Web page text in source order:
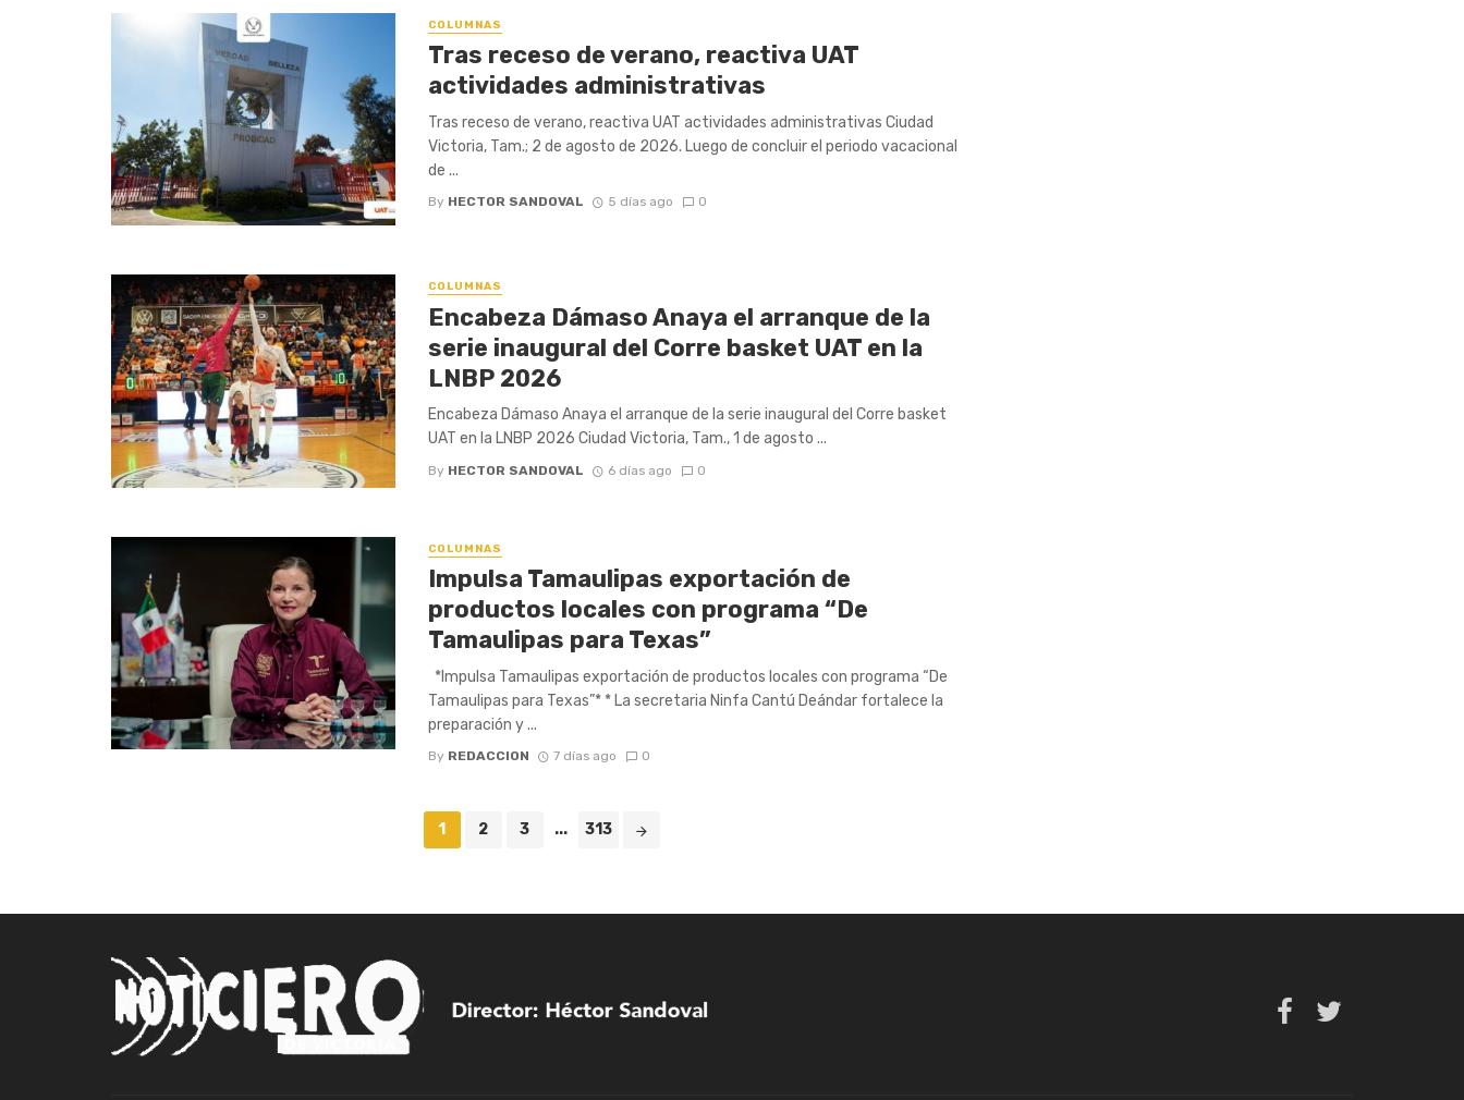
COLUMNAS
Tras receso de verano, reactiva UAT
actividades administrativas
Tras receso de verano, reactiva UAT actividades administrativas Ciudad
Victoria, Tam.; 2 de agosto de 2026. Luego de concluir el periodo vacacional
de ...
By HECTOR SANDOVAL 5 días ago 0
COLUMNAS
Encabeza Dámaso Anaya el arranque de la
serie inaugural del Corre basket UAT en la
LNBP 2026
Encabeza Dámaso Anaya el arranque de la serie inaugural del Corre basket
UAT en la LNBP 2026 Ciudad Victoria, Tam., 1 de agosto ...
By HECTOR SANDOVAL 6 días ago 0
COLUMNAS
Impulsa Tamaulipas exportación de
productos locales con programa “De
Tamaulipas para Texas”
*Impulsa Tamaulipas exportación de productos locales con programa “De
Tamaulipas para Texas”* * La secretaria Ninfa Cantú Deándar fortalece la
preparación y ...
By REDACCION 7 días ago 0
1 2 3 ... 313